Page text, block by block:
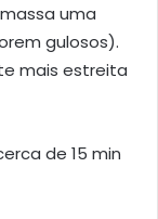
uma
gulosos).
mais estreita
de 15 min